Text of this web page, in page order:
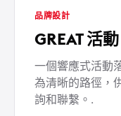
品牌設計
GREAT 活
一個響應式活動
為清晰的路徑，
詢和聯繫。.